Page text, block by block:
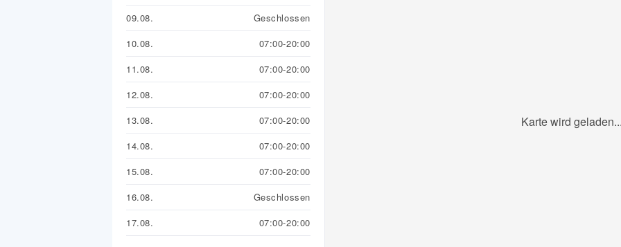
09.08.
Geschlossen
10.08.
07:00-20:00
11.08.
07:00-20:00
12.08.
07:00-20:00
13.08.
07:00-20:00
14.08.
07:00-20:00
15.08.
07:00-20:00
16.08.
Geschlossen
17.08.
07:00-20:00
Karte wird